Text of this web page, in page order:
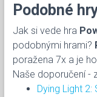
Podobné
Jak si vede hra
podobnými hrami?
poražena 7x a je
Naše doporučení -
Dying Light 2: